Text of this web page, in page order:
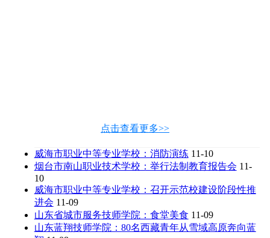
点击查看更多>>
威海市职业中等专业学校：消防演练 11-10
烟台市南山职业技术学校：举行法制教育报告会 11-
10
威海市职业中等专业学校：召开示范校建设阶段性推
进会 11-09
山东省城市服务技师学院：食堂美食 11-09
山东蓝翔技师学院：80名西藏青年从雪域高原奔向蓝